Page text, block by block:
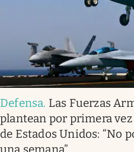
Defensa. Las Fuerzas
plantean por primera
de Estados Unidos: “No